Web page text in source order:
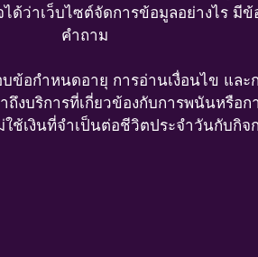
ด้ว่าเว็บไซต์จัดการข้อมูลอย่างไร มี
คำถาม
อกำหนดอายุ การอ่านเงื่อนไข แล
งบริการที่เกี่ยวข้องกับการพนันหรือ
ช้เงินที่จำเป็นต่อชีวิตประจำวันกับกิจ